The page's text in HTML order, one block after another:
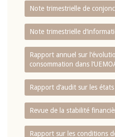
Note trimestrielle de
Note trimestrielle
Rapport annuel sur
consommation dans
Rapport d‘audit sur les
Revue de la stabilité
Rapport sur les conditions